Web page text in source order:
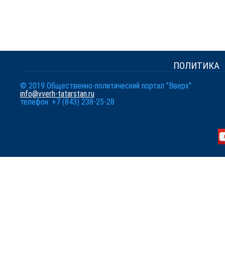
ПОЛИТИКА
© 2019 Общественно-политический портал "Вверх"
info@vverh-tatarstan.ru
телефон: +7 (843) 238-25-28